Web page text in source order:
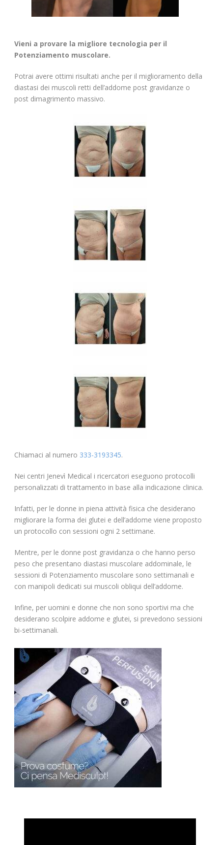
Vieni a provare la migliore tecnologia per il
Potenziamento muscolare.
Potrai avere ottimi risultati anche per il miglioramento della
diastasi dei muscoli retti dell’addome post gravidanze o
post dimagrimento massivo.
Chiamaci al numero 333-3193345.
Nei centri Jenevì Medical i ricercatori eseguono protocolli
personalizzati di trattamento in base alla indicazione clinica.
Infatti, per le donne in piena attività fisica che desiderano
migliorare la forma dei glutei e dell’addome viene proposto
un protocollo con sessioni ogni 2 settimane.
Mentre, per le donne post gravidanza o che hanno perso
peso che presentano diastasi muscolare addominale, le
sessioni di Potenziamento muscolare sono settimanali e
con manipoli dedicati sui muscoli obliqui dell’addome.
Infine, per uomini e donne che non sono sportivi ma che
desiderano scolpire addome e glutei, si prevedono sessioni
bi-settimanali.